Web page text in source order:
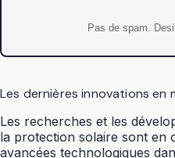
Pas de spam.
Les dernières innovations
Les recherches et les
la protection solaire sont en
avancées technologiques